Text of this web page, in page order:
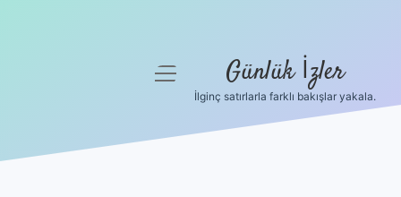
menüyü
Günlük İzler
İlginç satırlarla farklı bakışlar yakala.